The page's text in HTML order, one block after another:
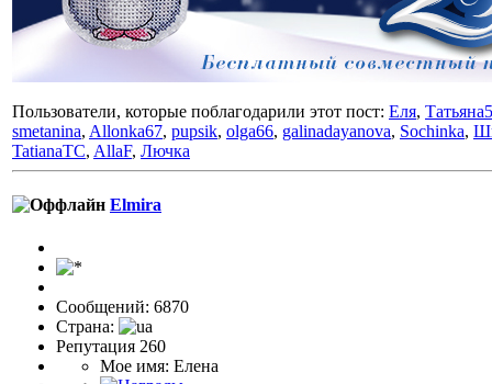
Пользователи, которые поблагодарили этот пост: Еля,
smetanina, Allonka67, pupsik, olga66, galinadayanova, Sochinka,
TatianaTC, AllaF, Лючка
Elmira
Сообщений: 6870
Страна:
Репутация 260
Мое имя: Елена